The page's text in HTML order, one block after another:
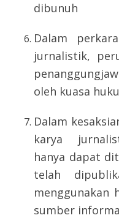
dibunuh
Dalam
jurnalistik,
oleh kuasa
Dalam
karya
hanya dapat
telah
menggunakan
sumber